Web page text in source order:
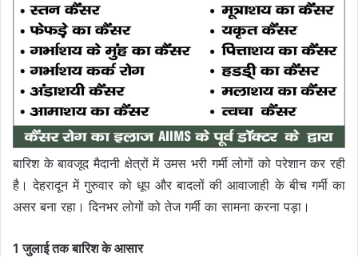
बारिश के बावजूद मैदानी क्षेत्रों में उमस भरी गर्मी लोगों को परेशान कर रही
है। देहरादून में गुरुवार को धूप और बादलों की आवाजाही के बीच गर्मी का
असर बना रहा। दिनभर लोगों को तेज गर्मी का सामना करना पड़ा।
1 जुलाई तक बारिश के आसार